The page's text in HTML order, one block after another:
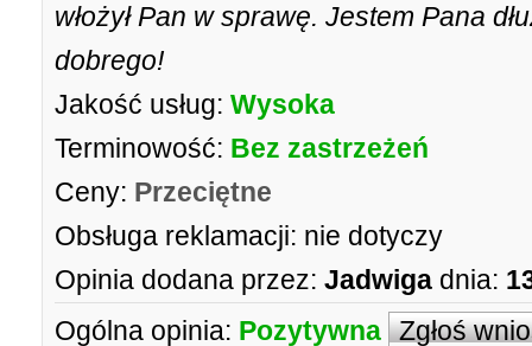
włożył Pan w sprawę. Jestem Pana
dobrego!
Jakość usług: Wysoka
Terminowość: Bez zastrzeżeń
Ceny: Przeciętne
Obsługa reklamacji: nie dotyczy
Opinia dodana przez: Jadwiga dnia:
Ogólna opinia: Pozytywna Zgłoś